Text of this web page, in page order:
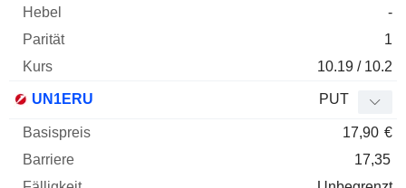
-
1
10.19 / 10.2
UN1ERU PUT
17,90 €
17,35